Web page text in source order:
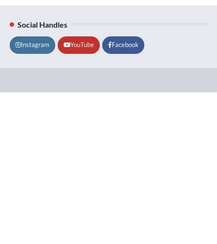
Social Handles
Instagram YouTube Facebook